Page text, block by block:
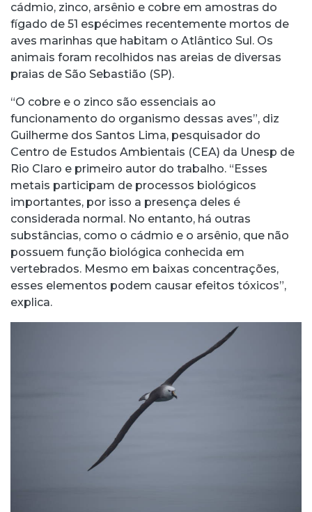
cádmio, zinco, arsênio e cobre em amostras do
fígado de 51 espécimes recentemente mortos de
aves marinhas que habitam o Atlântico Sul. Os
animais foram recolhidos nas areias de diversas
praias de São Sebastião (SP).
“O cobre e o zinco são essenciais ao
funcionamento do organismo dessas aves”, diz
Guilherme dos Santos Lima, pesquisador do
Centro de Estudos Ambientais (CEA) da Unesp de
Rio Claro e primeiro autor do trabalho. “Esses
metais participam de processos biológicos
importantes, por isso a presença deles é
considerada normal. No entanto, há outras
substâncias, como o cádmio e o arsênio, que não
possuem função biológica conhecida em
vertebrados. Mesmo em baixas concentrações,
esses elementos podem causar efeitos tóxicos”,
explica.